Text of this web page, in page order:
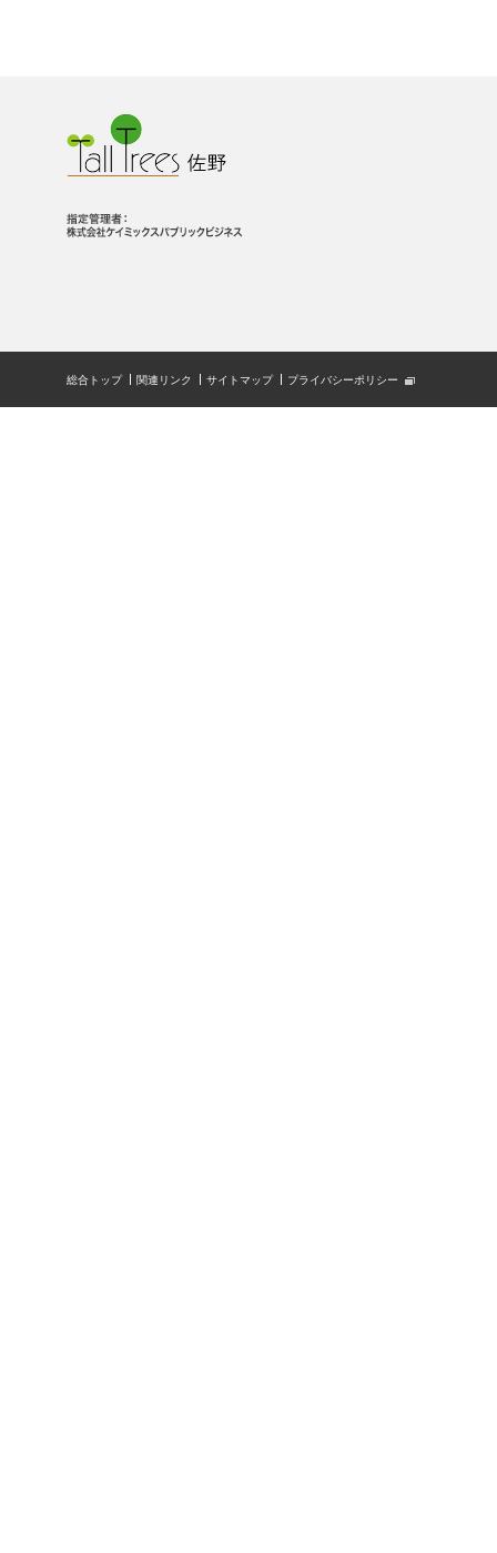
総合トップ 関連リンク サイトマップ プライバシーポリシー